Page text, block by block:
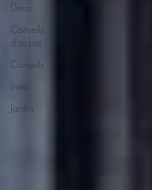
Déco
Conseils
d'achat
Conseils
Insta
Jardin